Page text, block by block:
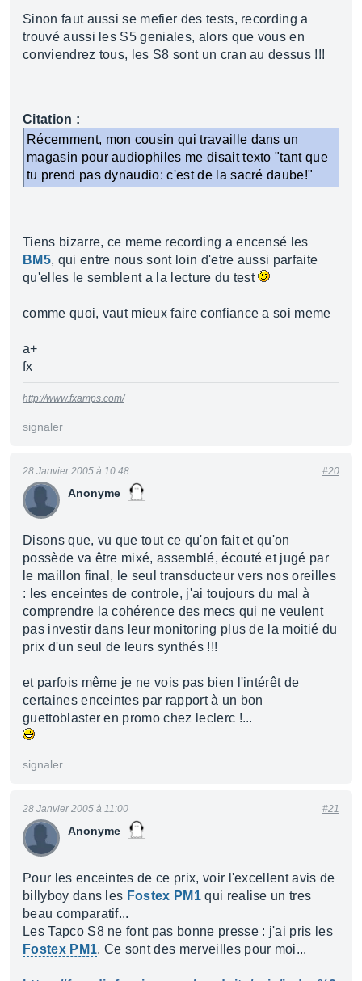
Sinon faut aussi se mefier des tests, recording a
trouvé aussi les S5 geniales, alors que vous en
conviendrez tous, les S8 sont un cran au dessus !!!
Citation :
Récemment, mon cousin qui travaille dans un
magasin pour audiophiles me disait texto "tant que
tu prend pas dynaudio: c'est de la sacré daube!"
Tiens bizarre, ce meme recording a encensé les
BM5, qui entre nous sont loin d'etre aussi parfaite
qu'elles le semblent a la lecture du test
comme quoi, vaut mieux faire confiance a soi meme
a+
fx
http://www.fxamps.com/
signaler
Anonyme
28 Janvier 2005 à 10:48 #20
Disons que, vu que tout ce qu'on fait et qu'on
possède va être mixé, assemblé, écouté et jugé par
le maillon final, le seul transducteur vers nos oreilles
: les enceintes de controle, j'ai toujours du mal à
comprendre la cohérence des mecs qui ne veulent
pas investir dans leur monitoring plus de la moitié du
prix d'un seul de leurs synthés !!!
et parfois même je ne vois pas bien l'intérêt de
certaines enceintes par rapport à un bon
guettoblaster en promo chez leclerc !...
signaler
Anonyme
28 Janvier 2005 à 11:00 #21
Pour les enceintes de ce prix, voir l'excellent avis de
billyboy dans les Fostex PM1qui realise un tres
beau comparatif...
Les Tapco S8 ne font pas bonne presse : j'ai pris les
Fostex PM1. Ce sont des merveilles pour moi...